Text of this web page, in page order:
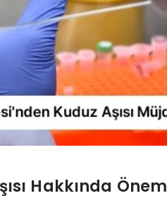
Hakkında